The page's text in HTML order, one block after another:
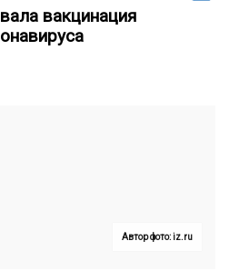
вакцинация
Автор фото: iz.ru